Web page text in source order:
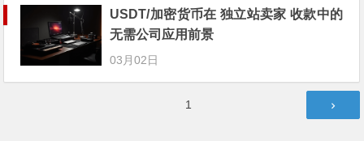
USDT/加密货币在 独立站卖家 收款中的
无需公司应用前景
03月02日
1